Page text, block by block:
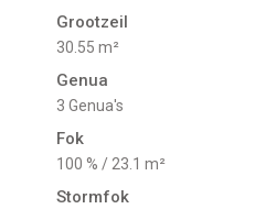
Grootzeil
30.55 m²
Genua
3 Genua's
Fok
100 % / 23.1 m²
Stormfok